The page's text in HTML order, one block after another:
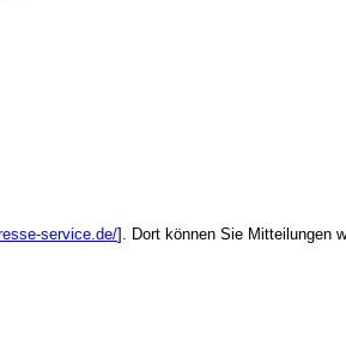
service.de/]. Dort können Sie Mitteilungen